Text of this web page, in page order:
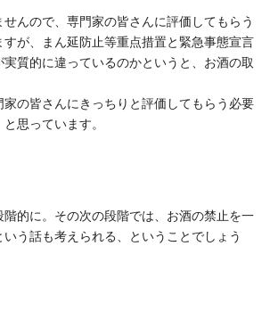
んので、専門家の皆さんに評価してもらう
が、まん延防止等重点措置と緊急事態宣言
質的に違っているのかというと、お酒の取
の皆さんにきっちりと評価してもらう必要
思っています。
的に。その次の段階では、お酒の禁止を一
う話も考えられる、ということでしょう